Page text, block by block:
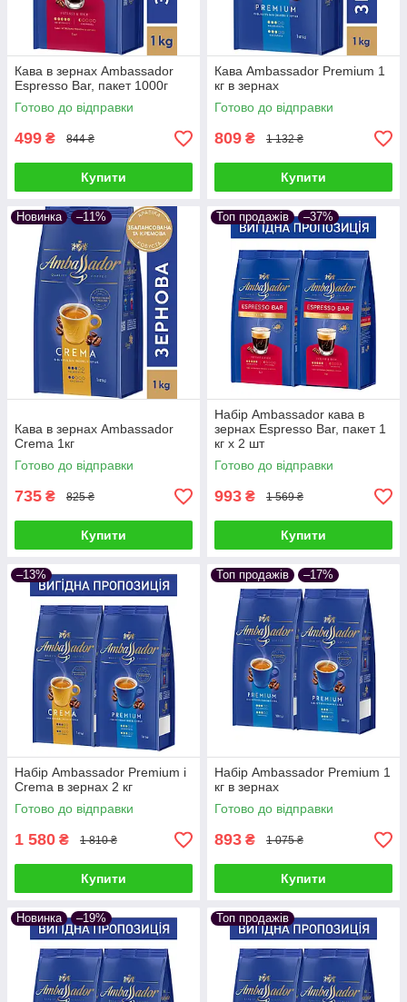
Кава в зернах Ambassador
Espresso Bar, пакет 1000г
Готово до відправки
499 ₴ 844 ₴
Купити
Кава Ambassador Premium 1
кг в зернах
Готово до відправки
809 ₴ 1 132 ₴
Купити
Новинка –11%
Кава в зернах Ambassador
Crema 1кг
Готово до відправки
735 ₴ 825 ₴
Купити
Топ продажів –37%
Набір Ambassador кава в
зернах Espresso Bar, пакет 1
кг х 2 шт
Готово до відправки
993 ₴ 1 569 ₴
Купити
–13%
Набір Ambassador Premium і
Crema в зернах 2 кг
Готово до відправки
1 580 ₴ 1 810 ₴
Купити
Топ продажів –17%
Набір Ambassador Premium 1
кг в зернах
Готово до відправки
893 ₴ 1 075 ₴
Купити
Новинка –19% Топ продажів